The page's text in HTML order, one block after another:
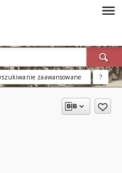
zaawansowane ?